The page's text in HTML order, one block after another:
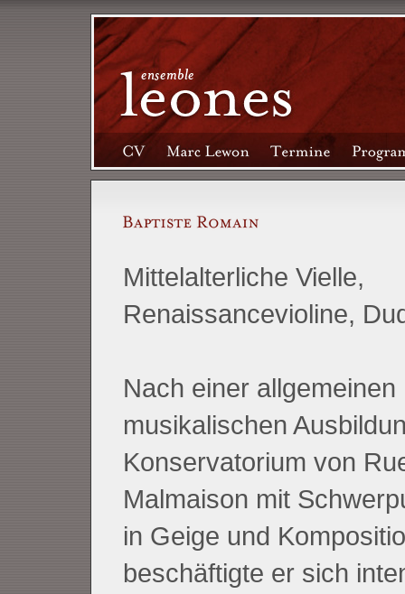
Mittelalterliche Vielle,
Renaissancevioline,
Nach einer allgemeinen
musikalischen
Konservatorium von
Malmaison mit
in Geige und
beschäftigte er sich